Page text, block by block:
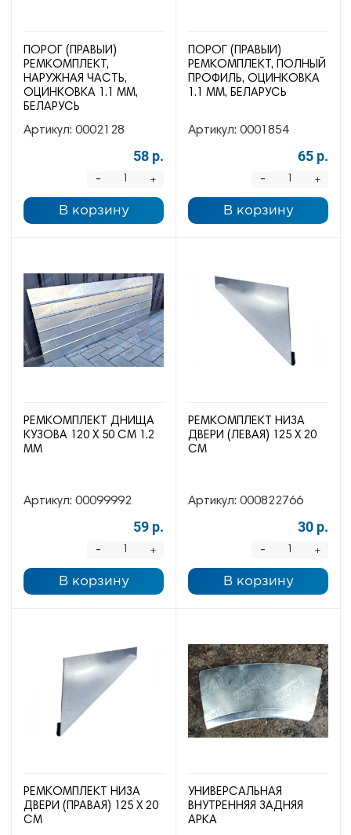
ПОРОГ (ПРАВЫЙ)
РЕМКОМПЛЕКТ,
НАРУЖНАЯ ЧАСТЬ,
ОЦИНКОВКА 1.1 ММ,
БЕЛАРУСЬ
Артикул: 0002128
58 р.
+
-
В корзину
ПОРОГ (ПРАВЫЙ)
РЕМКОМПЛЕКТ, ПОЛНЫЙ
ПРОФИЛЬ, ОЦИНКОВКА
1.1 ММ, БЕЛАРУСЬ
Артикул: 0001854
65 р.
+
-
В корзину
РЕМКОМПЛЕКТ ДНИЩА
КУЗОВА 120 Х 50 СМ 1.2
ММ
Артикул: 00099992
59 р.
+
-
В корзину
РЕМКОМПЛЕКТ НИЗА
ДВЕРИ (ЛЕВАЯ) 125 Х 20
СМ
Артикул: 000822766
30 р.
+
-
В корзину
РЕМКОМПЛЕКТ НИЗА
ДВЕРИ (ПРАВАЯ) 125 Х 20
СМ
УНИВЕРСАЛЬНАЯ
ВНУТРЕННЯЯ ЗАДНЯЯ
АРКА